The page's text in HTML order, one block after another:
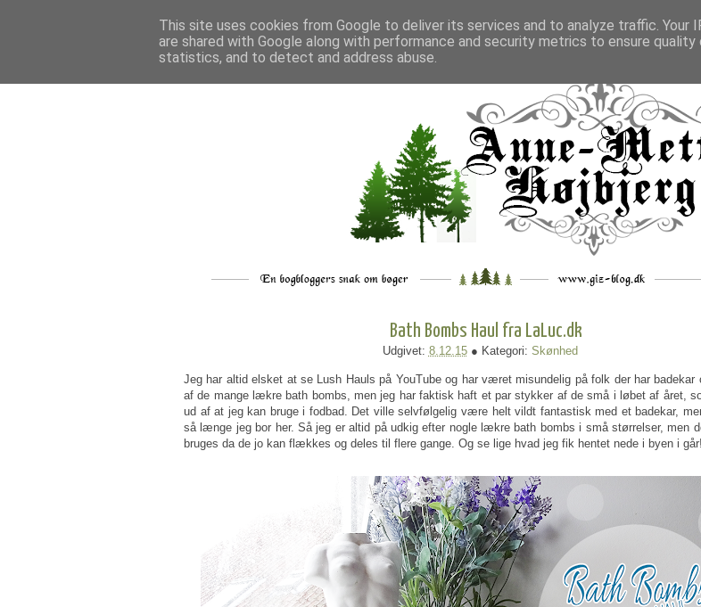
___ _. __ __ _ ___
Bath Bombs Haul fra LaLuc.dk
Udgivet: 8.12.15 ● Kategori: Skønhed
Jeg har altid elsket at se Lush Hauls på YouTube og har været misundelig på folk der har badekar
af de mange lækre bath bombs, men jeg har faktisk haft et par stykker af de små i løbet af året,
ud af at jeg kan bruge i fodbad. Det ville selvfølgelig være helt vildt fantastisk med et badekar,
så længe jeg bor her. Så jeg er altid på udkig efter nogle lækre bath bombs i små størrelser, men
bruges da de jo kan flækkes og deles til flere gange. Og se lige hvad jeg fik hentet nede i byen i går!
This site uses cookies from Google to deliver its services and to analyze traffic. Your
are shared with Google along with performance and security metrics to ensure
statistics, and to detect and address abuse.